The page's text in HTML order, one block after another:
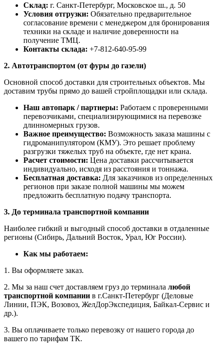
Склад: г. Санкт-Петербург, Московское ш., д. 50
Условия отгрузки: Обязательно предварительное
согласование времени с менеджером для бронирования
техники на складе и наличие доверенности на
получение ТМЦ.
Контакты склада: +7-812-640-95-99
2. Автотранспортом (от фуры до газели)
Основной способ доставки для строительных объектов. Мы
доставим трубы прямо до вашей стройплощадки или склада.
Наш автопарк / партнеры: Работаем с проверенными
перевозчиками, специализирующимися на перевозке
длинномерных грузов.
Важное преимущество: Возможность заказа машины с
гидроманипулятором (КМУ). Это решает проблему
разгрузки тяжелых труб на объекте, где нет крана.
Расчет стоимости: Цена доставки рассчитывается
индивидуально, исходя из расстояния и тоннажа.
Бесплатная доставка: Для заказчиков из определенных
регионов при заказе полной машины мы можем
предложить бесплатную подачу транспорта.
3. До терминала транспортной компании
Наиболее гибкий и выгодный способ доставки в отдаленные
регионы (Сибирь, Дальний Восток, Урал, Юг России).
Как мы работаем:
1. Вы оформляете заказ.
2. Мы за наш счет доставляем груз до терминала любой
транспортной компании в г.Санкт-Петербург (Деловые
Линии, ПЭК, Возовоз, ЖелДорЭкспедиция, Байкал-Сервис и
др.).
3. Вы оплачиваете только перевозку от нашего города до
вашего по тарифам ТК.